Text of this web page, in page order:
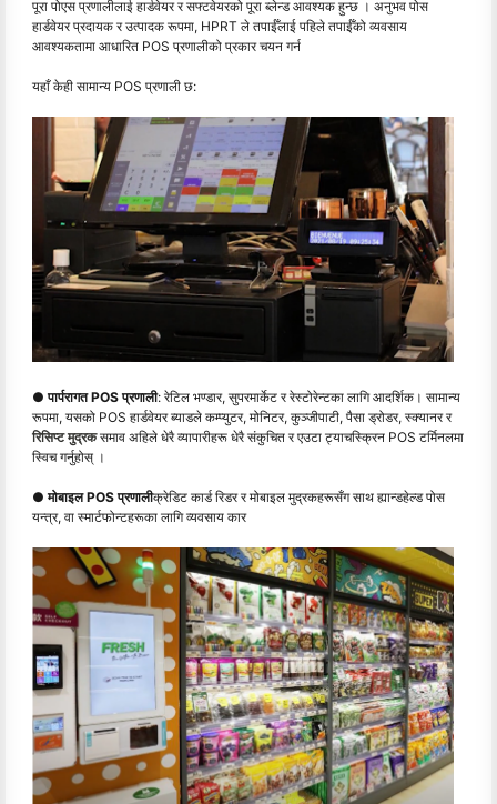
पूरा पोएस प्रणालीलाई हार्डवेयर र सफ्टवेयरको पूरा ब्लेन्ड आवश्यक हुन्छ । अनुभव पोस
हार्डवेयर प्रदायक र उत्पादक रूपमा, HPRT ले तपाईँलाई पहिले तपाईँको व्यवसाय
आवश्यकतामा आधारित POS प्रणालीको प्रकार चयन गर्न
यहाँ केही सामान्य POS प्रणाली छ:
● पार्परागत POS प्रणाली: रेटिल भण्डार, सुपरमार्केट र रेस्टोरेन्टका लागि आदर्शिक। सामान्य
रूपमा, यसको POS हार्डवेयर ब्याडले कम्प्युटर, मोनिटर, कुञ्जीपाटी, पैसा ड्रोडर, स्क्यानर र
रिसिप्ट मुद्रकसमाव अहिले धेरै व्यापारीहरू धेरै संकुचित र एउटा ट्याचस्क्रिन POS टर्मिनलमा
स्विच गर्नुहोस् ।
● मोबाइल POS प्रणालीक्रेडिट कार्ड रिडर र मोबाइल मुद्रकहरूसँग साथ ह्यान्डहेल्ड पोस
यन्त्र, वा स्मार्टफोन्टहरूका लागि व्यवसाय कार